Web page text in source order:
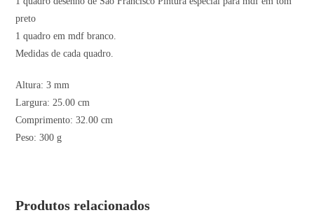
preto
1 quadro em mdf branco.
Medidas de cada quadro.
Altura: 3 mm
Largura: 25.00 cm
Comprimento: 32.00 cm
Peso: 300 g
Produtos relacionados